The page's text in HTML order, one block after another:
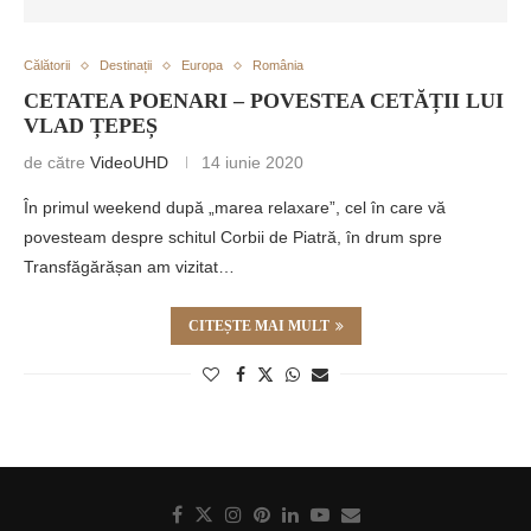
Călătorii Destinații Europa România
CETATEA POENARI – POVESTEA CETĂȚII LUI
VLAD ȚEPEȘ
de către VideoUHD 14 iunie 2020
În primul weekend după „marea relaxare”, cel în care vă
povesteam despre schitul Corbii de Piatră, în drum spre
Transfăgărășan am vizitat…
CITEȘTE MAI MULT